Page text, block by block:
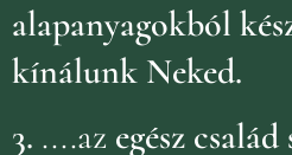
alapanyagokból
kínálunk Neked.
3. ....az egész